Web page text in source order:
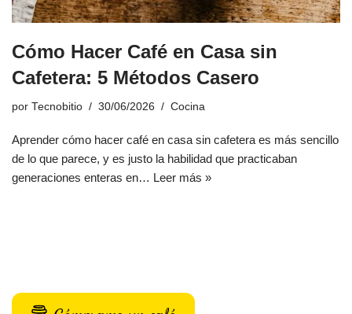
Cómo Hacer Café en Casa sin
Cafetera: 5 Métodos Casero
por Tecnobitio 30/06/2026 Cocina
Aprender cómo hacer café en casa sin cafetera es más sencillo
de lo que parece, y es justo la habilidad que practicaban
generaciones enteras en… Leer más »